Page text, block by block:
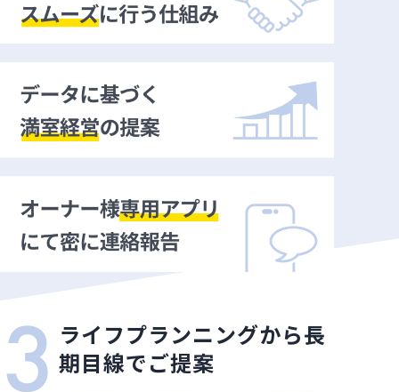
ライフプランニングから長
期目線でご提案